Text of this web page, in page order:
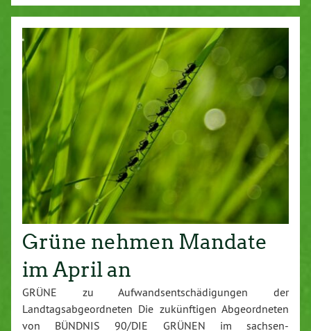
Grüne nehmen Mandate
im April an
GRÜNE zu Aufwandsentschädigungen der
Landtagsabgeordneten Die zukünftigen Abgeordneten
von BÜNDNIS 90/DIE GRÜNEN im sachsen-